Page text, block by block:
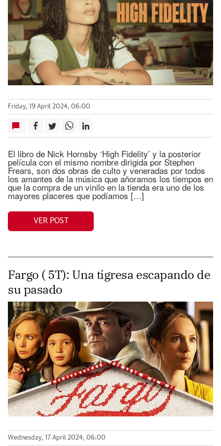
Friday, 19 April 2024, 06:00
El libro de Nick Hornsby ‘High Fidelity’ y la posterior
película con el mismo nombre dirigida por Stephen
Frears, son dos obras de culto y veneradas por todos
los amantes de la música que añoramos los tiempos en
que la compra de un vinilo en la tienda era uno de los
mayores placeres que podíamos […]
VER POST
Fargo ( 5T): Una tigresa escapando de
su pasado
Wednesday, 17 April 2024, 06:00